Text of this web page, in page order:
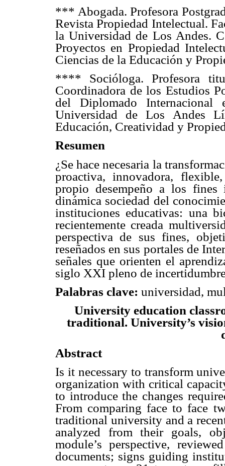
*** Abogada. Profesora
Revista Propiedad Intelectual.
la Universidad de Los Andes.
Proyectos en Propiedad
Ciencias de la Educación y
**** Socióloga. Profesora
Coordinadora de los Estudios
del Diplomado
Universidad de Los Andes
Educación, Creatividad y
Resumen
¿Se hace necesaria la
proactiva, innovadora,
propio desempeño a los
dinámica sociedad del
instituciones educativas: una
recientemente creada
perspectiva de sus fines,
reseñados en sus portales de
señales que orienten el
siglo XXI pleno de
Palabras clave: universidad,
University education
traditional. University’s
Abstract
Is it necessary to transform
organization with critical
to introduce the changes
From comparing face to face
traditional university and a
analyzed from their goals,
module’s perspective,
documents; signs guiding